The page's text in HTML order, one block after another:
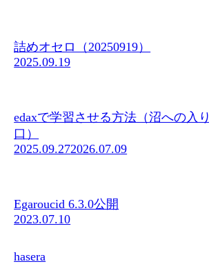
詰めオセロ（20250919）
2025.09.19
edaxで学習させる方法（沼への入り
口）
2025.09.272026.07.09
Egaroucid 6.3.0公開
2023.07.10
hasera